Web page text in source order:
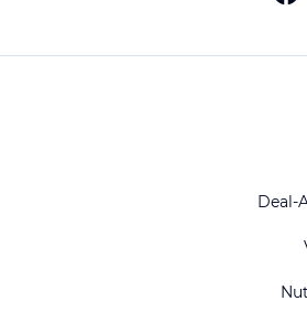
Deal-